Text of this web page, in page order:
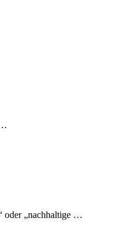
…
oder „nachhaltige …